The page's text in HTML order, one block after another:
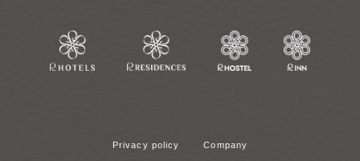
Privacy policy Company